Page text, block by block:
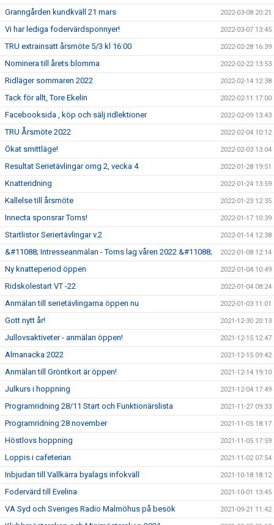
Granngården kundkväll 21 mars 2022-03-08 20:21
Vi har lediga fodervärdsponnyer! 2022-03-07 13:45
TRU extrainsatt årsmöte 5/3 kl 16:00 2022-02-28 16:39
Nominera till årets blomma 2022-02-22 13:53
Ridläger sommaren 2022 2022-02-14 12:38
Tack för allt, Tore Ekelin 2022-02-11 17:00
Facebooksida , köp och sälj ridlektioner 2022-02-09 13:43
TRU Årsmöte 2022 2022-02-04 10:12
Ökat smittläge! 2022-02-03 13:04
Resultat Serietävlingar omg 2, vecka 4 2022-01-28 19:51
Knatteridning 2022-01-24 13:59
Kallelse till årsmöte 2022-01-23 12:35
Innecta sponsrar Torns! 2022-01-17 10:39
Startlistor Seriertävlingar v.2 2022-01-14 12:38
&#11088; Intresseanmälan - Torns lag våren 2022 &#11088; 2022-01-08 12:14
Ny knatteperiod öppen 2022-01-04 10:49
Ridskolestart VT -22 2022-01-04 08:24
Anmälan till serietävlingarna öppen nu 2022-01-03 11:01
Gott nytt år! 2021-12-30 20:13
Jullovsaktiveter - anmälan öppen! 2021-12-15 12:47
Almanacka 2022 2021-12-15 09:42
Anmälan till Gröntkort är öppen! 2021-12-14 19:10
Julkurs i hoppning 2021-12-04 17:49
Programridning 28/11 Start och Funktionärslista 2021-11-27 09:33
Programridning 28 november 2021-11-05 18:17
Höstlovs hoppning 2021-11-05 17:59
Loppis i cafeterian 2021-11-02 07:54
Inbjudan till Vallkärra byalags infokväll 2021-10-18 18:12
Fodervärd till Evelina 2021-10-01 13:45
VA Syd och Sveriges Radio Malmöhus på besök 2021-09-21 11:42